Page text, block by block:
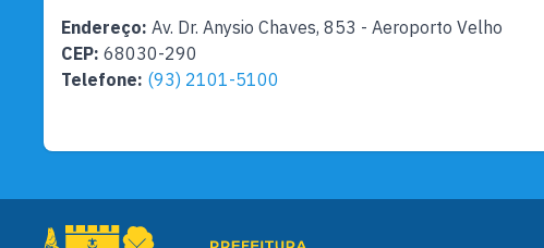
Endereço: Av. Dr. Anysio Chaves, 853 - Aeroporto Velho
CEP: 68030-290
Telefone: (93) 2101-5100